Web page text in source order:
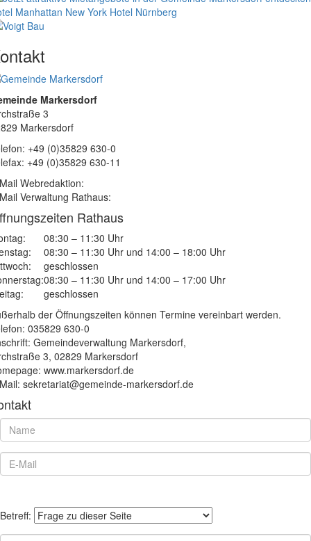
Manhattan New York Hotel Nürnberg
Markersdorf
3
Markersdorf
+49 (0)35829 630-0
+49 (0)35829 630-11
Webredaktion:
Verwaltung Rathaus:
Rathaus
08:30 – 11:30 Uhr
08:30 – 11:30 Uhr und 14:00 – 18:00 Uhr
geschlossen
08:30 – 11:30 Uhr und 14:00 – 17:00 Uhr
geschlossen
der Öffnungszeiten können Termine vereinbart werden.
035829 630-0
Gemeindeverwaltung Markersdorf,
3, 02829 Markersdorf
www.markersdorf.de
sekretariat@gemeinde-markersdorf.de
Betreff: